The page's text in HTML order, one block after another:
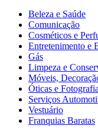
Beleza e Saúde
Comunicação
Cosméticos e
Entretenimento e
Gás
Limpeza e
Móveis,
Óticas e Fotografia
Serviços
Vestuário
Franquias Baratas